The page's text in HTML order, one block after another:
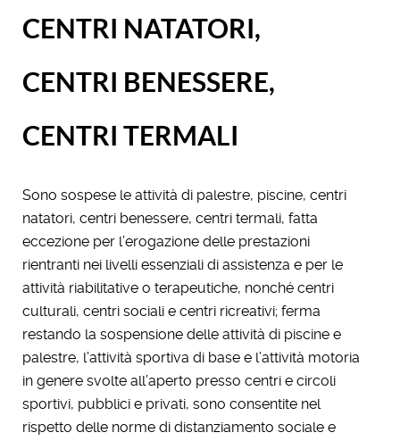
CENTRI NATATORI,
CENTRI BENESSERE,
CENTRI TERMALI
Sono sospese le attività di palestre, piscine, centri
natatori, centri benessere, centri termali, fatta
eccezione per l’erogazione delle prestazioni
rientranti nei livelli essenziali di assistenza e per le
attività riabilitative o terapeutiche, nonché centri
culturali, centri sociali e centri ricreativi; ferma
restando la sospensione delle attività di piscine e
palestre, l’attività sportiva di base e l’attività motoria
in genere svolte all’aperto presso centri e circoli
sportivi, pubblici e privati, sono consentite nel
rispetto delle norme di distanziamento sociale e